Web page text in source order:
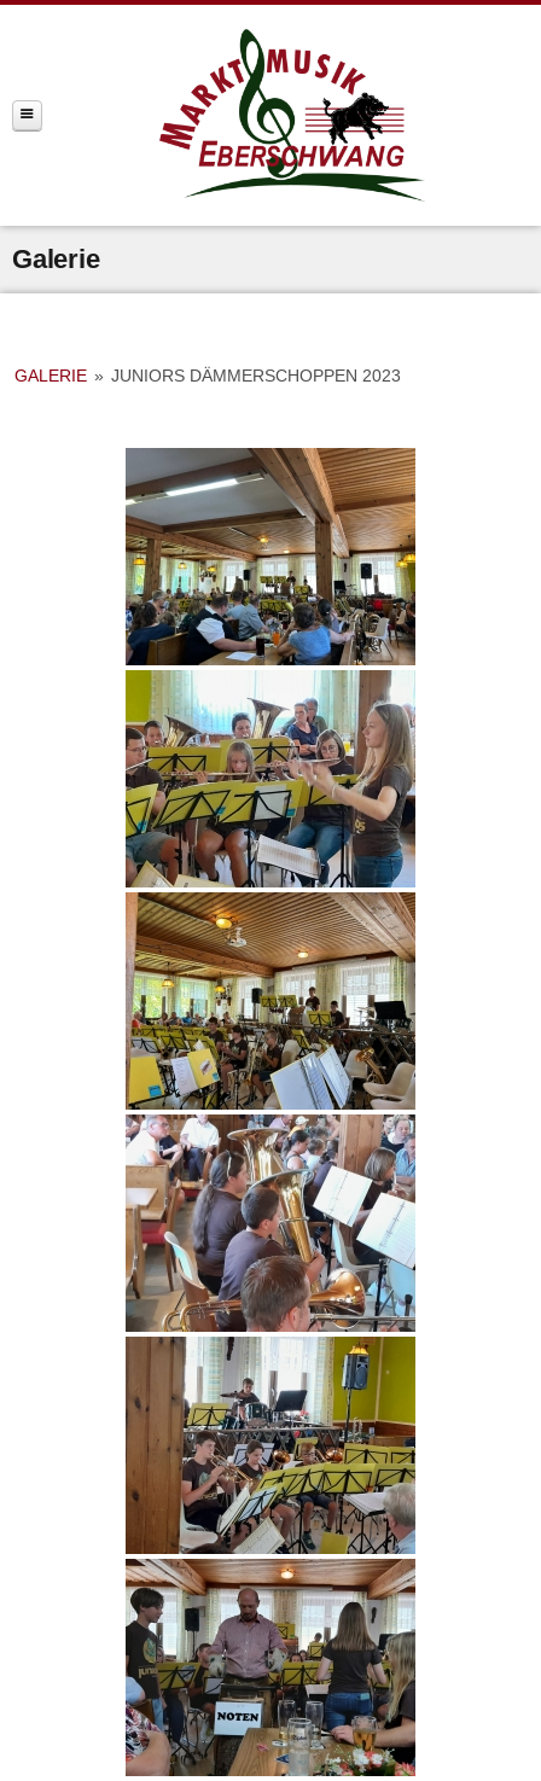
Galerie
GALERIE » JUNIORS DÄMMERSCHOPPEN 2023